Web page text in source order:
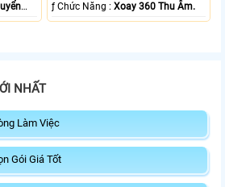
️ƒ Chức Năng :Xoay 360 Thu Âm.
NHẤT
Làm Việc
Gói Giá Tốt